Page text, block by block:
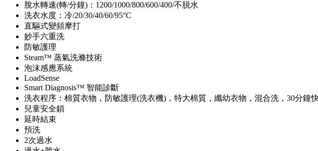
脫水轉速(轉/分鐘)：1200/1000/800/600/400/不脱水
洗衣水度：冷/20/30/40/60/95°C
直驅式變頻摩打
妙手六重洗
防敏護理
Steam™ 蒸氣洗滌技術
泡沫感應系統
LoadSense
Smart Diagnosis™ 智能診斷
洗衣程序：棉質衣物，防敏護理(洗衣機)，特大棉質，纖幼衣物，混合洗，30分鐘
兒童安全鎖
延時結束
預洗
2次過水